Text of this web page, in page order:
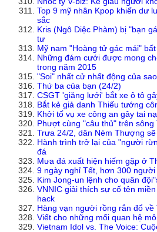
Top 9 mỹ nhân Kpop khiến dư
sắc
Kris (Ngô Diệc Phàm) bị "bạn
tư
Mỹ nam "Hoàng tử gác mái"
Những đám cưới được mong
trong năm 2015
"Soi" nhất cử nhất động của
Thứ ba của bạn (24/2)
CSGT 'giăng lưới' bắt xe ô tô
Bắt kẻ giả danh Thiếu tướng
Khởi tố vụ xe công an gây tai
Phượt cùng "câu thủ" trên sông
Trưa 24/2, dân Ném Thượng
Hành trình trở lại của "người
đá
Mưa đá xuất hiện hiếm gặp ở
9 ngày nghỉ Tết, hơn 300
Kim Jong-un lệnh cho quân
VNNIC giải thích sự cố tên
hack
Hàng vạn người rồng rắn đổ
Viết cho những mối quan hệ
Vietnam Idol vs. The Voice: